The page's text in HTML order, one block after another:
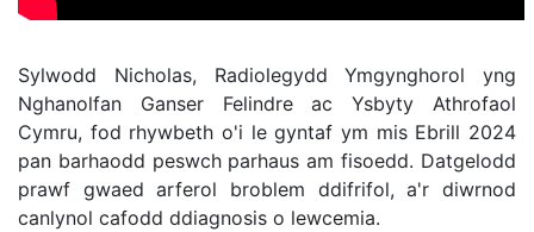
Sylwodd Nicholas, Radiolegydd Ymgynghorol yng
Nghanolfan Ganser Felindre ac Ysbyty Athrofaol
Cymru, fod rhywbeth o'i le gyntaf ym mis Ebrill 2024
pan barhaodd peswch parhaus am fisoedd. Datgelodd
prawf gwaed arferol broblem ddifrifol, a'r diwrnod
canlynol cafodd ddiagnosis o lewcemia.